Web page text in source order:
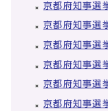
京都府知事選
京都府知事選
京都府知事選
京都府知事選
京都府知事選
京都府知事選